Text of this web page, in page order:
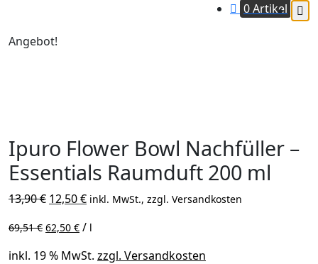
0 Artikel
Angebot!
Ipuro Flower Bowl Nachfüller –
Essentials Raumduft 200 ml
13,90€ Ursprünglicher
war:
13,90 €
12,50€Aktueller
ist:
12,50 €.
inkl. MwSt., zzgl. Versandkosten
69,51€ 62,50 € / l
inkl. 19 % MwSt. zzgl. Versandkosten